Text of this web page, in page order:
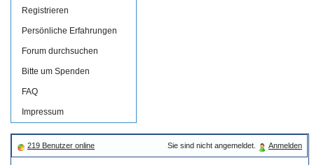
Registrieren
Persönliche Erfahrungen
Forum durchsuchen
Bitte um Spenden
FAQ
Impressum
219 Benutzer online Sie sind nicht angemeldet. Anmelden